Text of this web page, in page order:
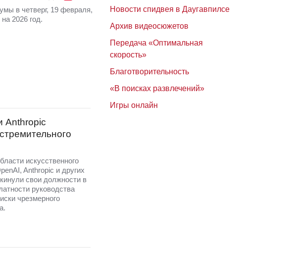
в четверг, 19 февраля,
2026 год.
Anthropic
искусственного
Anthropic и других
свои должности в
руководства
чрезмерного
Новости спидвея в Даугавпилсе
Архив видеосюжетов
Передача «Оптимальная
скорость»
Благотворительность
«В поисках развлечений»
Игры онлайн